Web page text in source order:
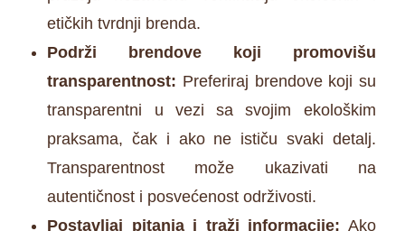
etičkih tvrdnji brenda.
Podrži brendove koji promovišu
transparentnost: Preferiraj brendove koji su
transparentni u vezi sa svojim ekološkim
praksama, čak i ako ne ističu svaki detalj.
Transparentnost može ukazivati na
autentičnost i posvećenost održivosti.
Postavljaj pitanja i traži informacije: Ako